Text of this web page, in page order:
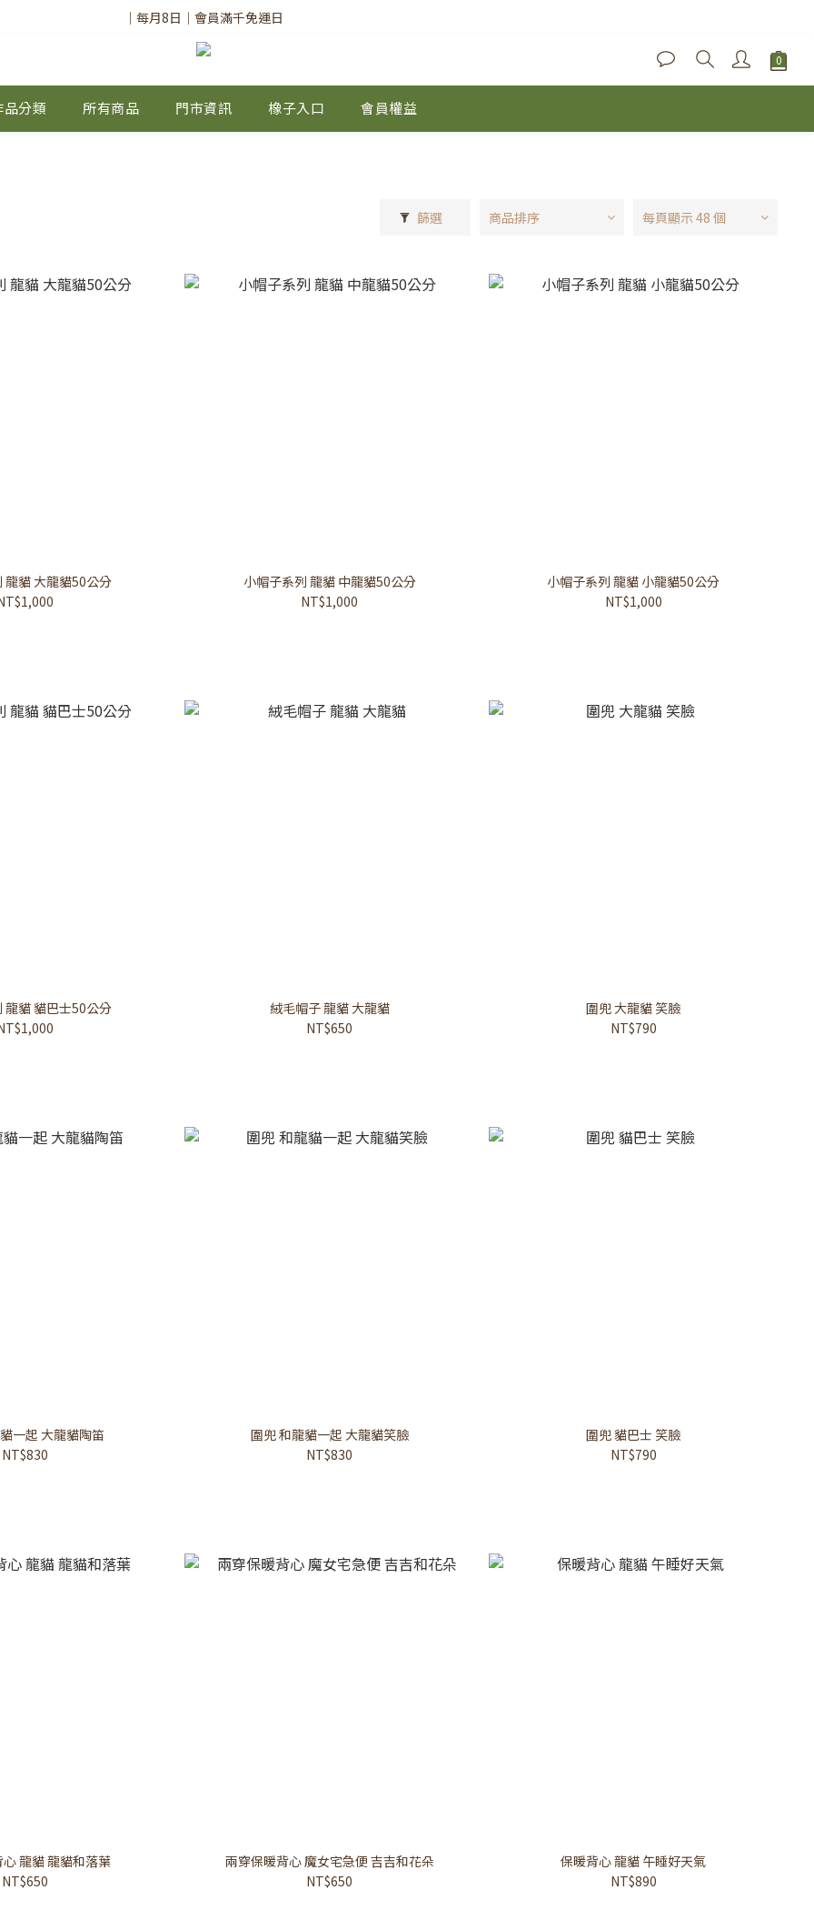
✨註冊會員請務必填寫「真實姓名」
｜每月8日｜會員滿千免運日
✨註冊會員請務必填寫「真實姓名」
品分類 所有商品 門市資訊 橡子入口 會員權益
篩選 商品排序 每頁顯示 48 個
龍貓 大龍貓50公分
小帽子系列 龍貓 中龍貓50公分
NT$1,000
小帽子系列 龍貓 小龍貓50公分
NT$1,000
龍貓 貓巴士50公分
絨毛帽子 龍貓 大龍貓
NT$650
圍兜 大龍貓 笑臉
NT$790
一起 大龍貓陶笛
NT$830
圍兜 和龍貓一起 大龍貓笑臉
NT$830
圍兜 貓巴士 笑臉
NT$790
龍貓 龍貓和落葉
NT$650
兩穿保暖背心 魔女宅急便 吉吉和花朵
NT$650
保暖背心 龍貓 午睡好天氣
NT$890